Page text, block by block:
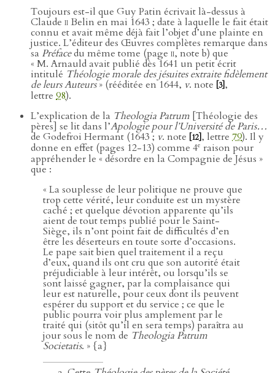
Toujours est-il que Guy Patin écrivait là-dessus à
Claude iiBelin en mai 1643 ; date à laquelle le fait était
connu et avait même déjà fait l’objet d’une plainte en
justice. L’éditeur des Œuvres complètes remarque dans
sa Préfacedu même tome (page ii, note b) que
« M. Arnauld avait publié dès 1641 un petit écrit
intitulé Théologie morale des jésuites extraite fidèlement
de leurs Auteurs» (rééditée en 1644, v. note [3],
lettre 98).
L’explication de la Theologia Patrum [Théologie des
pères] se lit dans l’Apologie pour l’Université de Paris…
de Godefroi Hermant (1643 ; v. note [12], lettre 79). Il y
donne en effet (pages 12-13) comme 4e raison pour
appréhender le « désordre en la Compagnie de Jésus »
que :
« La souplesse de leur politique ne prouve que
trop cette vérité, leur conduite est un mystère
caché ; et quelque dévotion apparente qu’ils
aient de tout temps publié pour le Saint-
Siège, ils n’ont point fait de difficultés d’en
être les déserteurs en toute sorte d’occasions.
Le pape sait bien quel traitement il a reçu
d’eux, quand ils ont cru que son autorité était
préjudiciable à leur intérêt, ou lorsqu’ils se
sont laissé gagner, par la complaisance qui
leur est naturelle, pour ceux dont ils peuvent
espérer du support et du service ; ce que le
public pourra voir plus amplement par le
traité qui (sitôt qu’il en sera temps) paraîtra au
jour sous le nom de Theologia Patrum
Societatis. » {a}